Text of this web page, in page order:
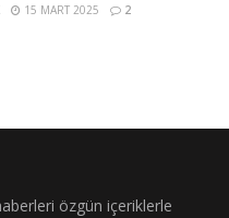
15 MART 2025 2
özgün içeriklerle